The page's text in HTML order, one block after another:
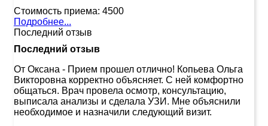
Стоимость приема: 4500
Подробнее...
Последний отзыв
Последний отзыв
От Оксана - Прием прошел отлично! Копьева Ольга
Викторовна корректно объясняет. С ней комфортно
общаться. Врач провела осмотр, консультацию,
выписала анализы и сделала УЗИ. Мне объяснили
необходимое и назначили следующий визит.